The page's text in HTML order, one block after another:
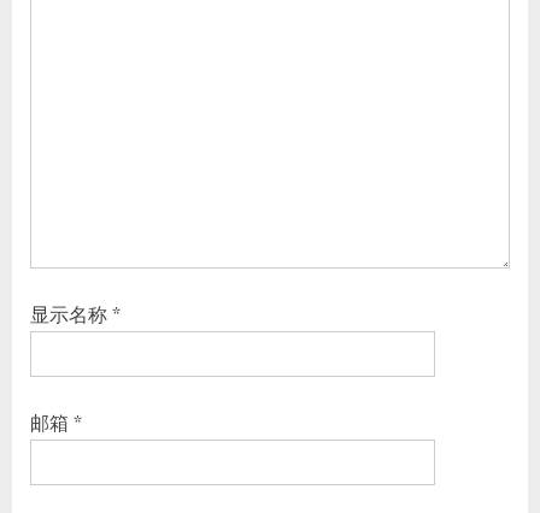
显示名称 *
邮箱 *